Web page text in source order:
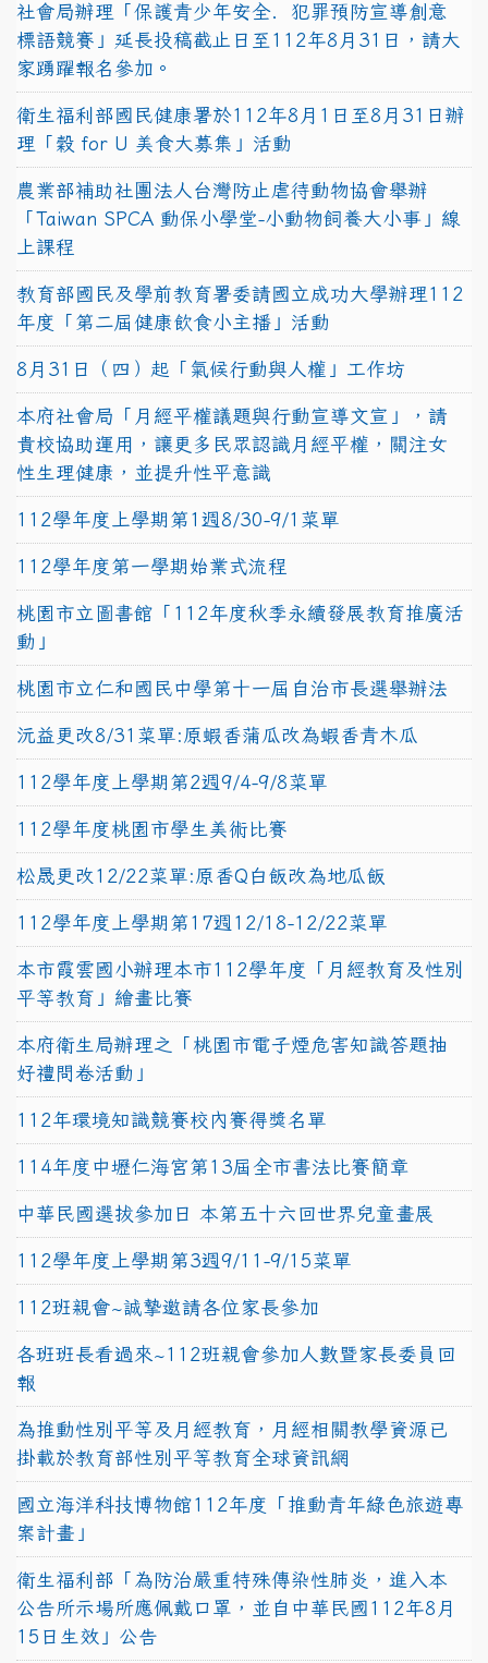
社會局辦理「保護青少年安全．犯罪預防宣導創意
標語競賽」延長投稿截止日至112年8月31日，請大
家踴躍報名參加。
衛生福利部國民健康署於112年8月1日至8月31日辦
理「穀 for U 美食大募集」活動
農業部補助社團法人台灣防止虐待動物協會舉辦
「Taiwan SPCA 動保小學堂-小動物飼養大小事」線
上課程
教育部國民及學前教育署委請國立成功大學辦理112
年度「第二屆健康飲食小主播」活動
8月31日（四）起「氣候行動與人權」工作坊
本府社會局「月經平權議題與行動宣導文宣」，請
貴校協助運用，讓更多民眾認識月經平權，關注女
性生理健康，並提升性平意識
112學年度上學期第1週8/30-9/1菜單
112學年度第一學期始業式流程
桃園市立圖書館「112年度秋季永續發展教育推廣活
動」
桃園市立仁和國民中學第十一屆自治市長選舉辦法
沅益更改8/31菜單:原蝦香蒲瓜改為蝦香青木瓜
112學年度上學期第2週9/4-9/8菜單
112學年度桃園市學生美術比賽
松晟更改12/22菜單:原香Q白飯改為地瓜飯
112學年度上學期第17週12/18-12/22菜單
本市霞雲國小辦理本市112學年度「月經教育及性別
平等教育」繪畫比賽
本府衛生局辦理之「桃園市電子煙危害知識答題抽
好禮問卷活動」
112年環境知識競賽校內賽得獎名單
114年度中壢仁海宮第13屆全市書法比賽簡章
中華民國選拔參加日 本第五十六回世界兒童畫展
112學年度上學期第3週9/11-9/15菜單
112班親會~誠摯邀請各位家長參加
各班班長看過來~112班親會參加人數暨家長委員回
報
為推動性別平等及月經教育，月經相關教學資源已
掛載於教育部性別平等教育全球資訊網
國立海洋科技博物館112年度「推動青年綠色旅遊專
案計畫」
衛生福利部「為防治嚴重特殊傳染性肺炎，進入本
公告所示場所應佩戴口罩，並自中華民國112年8月
15日生效」公告